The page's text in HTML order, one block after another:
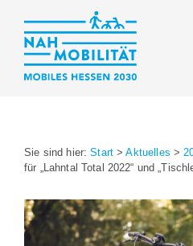
Sie sind hier:Start >Aktuelles >
für „Lahntal Total 2022“ und